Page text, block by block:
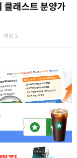
클래스트 분양가
댓글 2